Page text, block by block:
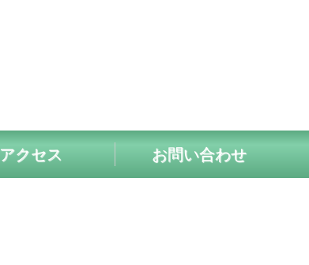
アクセス お問い合わせ